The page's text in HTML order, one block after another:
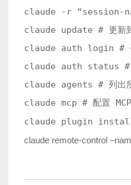
claude -r “session-
claude update # 更新
claude auth login #
claude auth status #
claude agents # 列出
claude mcp # 配置
claude plugin